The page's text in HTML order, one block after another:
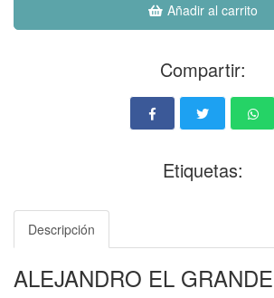
Añadir al carrito
Compartir:
Etiquetas:
Descripción
ALEJANDRO EL GRANDE